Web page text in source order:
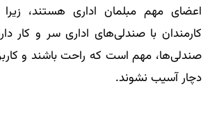
اعضای مهم مبلمان اداری هستند،
کارمندان با صندلی‌های اداری سر و کار
صندلی‌ها، مهم است که راحت باشند و
دچار آسیب نشوند.